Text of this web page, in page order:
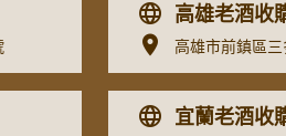
高雄老酒收
高雄市前鎮區
宜蘭老酒收